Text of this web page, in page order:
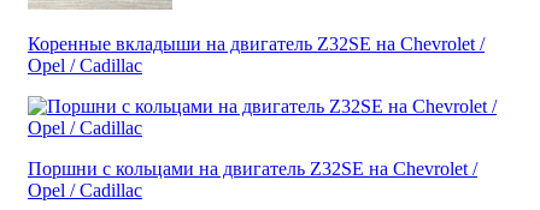
Коренные вкладыши на двигатель Z32SE на Chevrolet /
Opel / Cadillac
Поршни с кольцами на двигатель Z32SE на Chevrolet /
Opel / Cadillac